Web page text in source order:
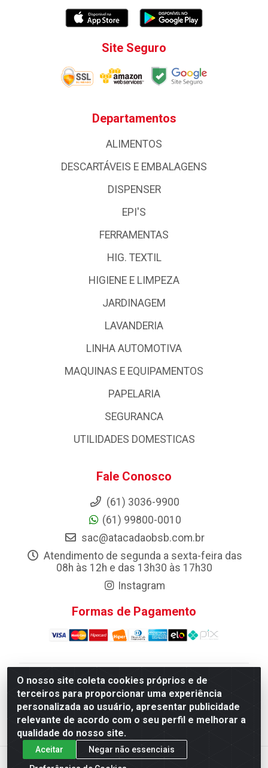
O nosso site coleta cookies próprios e de
terceiros para proporcionar uma experiência
personalizada ao usuário, apresentar publicidade
relevante de acordo com o seu perfil e melhorar a
qualidade do nosso site.
Aceitar
Negar não essenciais
Site Seguro
Departamentos
ALIMENTOS
DESCARTÁVEIS E EMBALAGENS
DISPENSER
EPI'S
FERRAMENTAS
HIG. TEXTIL
HIGIENE E LIMPEZA
JARDINAGEM
LAVANDERIA
LINHA AUTOMOTIVA
MAQUINAS E EQUIPAMENTOS
PAPELARIA
SEGURANCA
UTILIDADES DOMESTICAS
Fale Conosco
(61) 3036-9900
(61) 99800-0010
sac@atacadaobsb.com.br
Atendimento de segunda a sexta-feira das
08h às 12h e das 13h30 às 17h30
Instagram
Formas de Pagamento
Atacadao da Limpeza F. Pereira Queiroz Comercio e
Distribuicao LTDA - Quadra Qi 10 Lotes 39 e, 41 - Setor
Industrial (Taguatinga), Brasília/DF - CEP 72.135-100 -
CNPJ 13.184.675/0001-80